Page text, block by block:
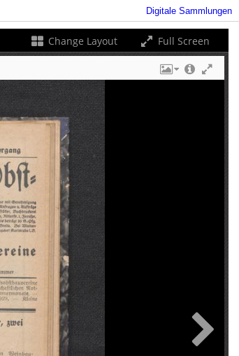
Digitale Sammlungen
Change Layout Full Screen